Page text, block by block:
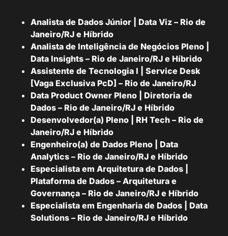
Analista de Dados Júnior | Data Viz – Rio de
Janeiro/RJ e Híbrido
Analista de Inteligência de Negócios Pleno |
Data Insights – Rio de Janeiro/RJ e Híbrido
Assistente de Tecnologia I | Service Desk
[Vaga Exclusiva PcD] – Rio de Janeiro/RJ
Data Product Owner Pleno | Diretoria de
Dados – Rio de Janeiro/RJ e Híbrido
Desenvolvedor(a) Pleno | RH Tech – Rio de
Janeiro/RJ e Híbrido
Engenheiro(a) de Dados Pleno | Data
Analytics – Rio de Janeiro/RJ e Híbrido
Especialista em Arquitetura de Dados |
Plataforma de Dados – Arquitetura e
Governança – Rio de Janeiro/RJ e Híbrido
Especialista em Engenharia de Dados | Data
Solutions – Rio de Janeiro/RJ e Híbrido